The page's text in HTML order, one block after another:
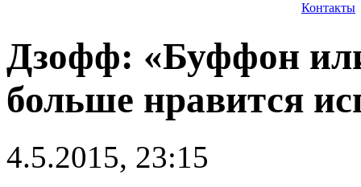
Контакты
Дзофф: «Буффон
больше нравится
4.5.2015, 23:15